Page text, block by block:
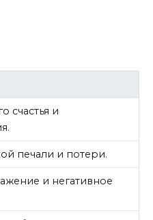
счастья и
печали и потери.
и негативное